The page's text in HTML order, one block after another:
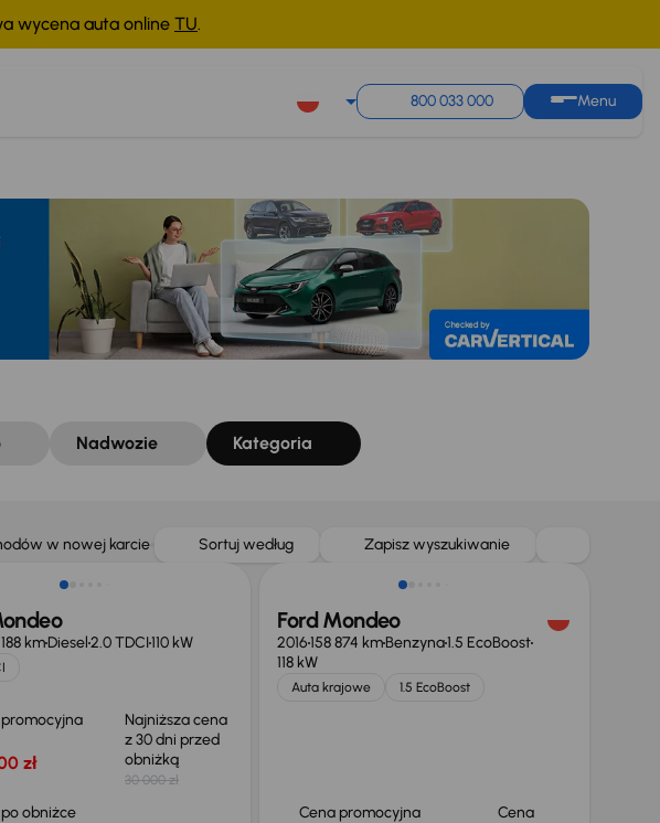
wycena auta online TU.
800 033 000 Menu
Nadwozie Kategoria
w nowej karcie Sortuj według Zapisz wyszukiwanie
o 1 000 zł
kmDiesel2.0 TDCI110 kW
zł
Najniższa cena
z 30 dni przed
obniżką
30 000 zł
obniżce
Ford Mondeo
2016158 874 kmBenzyna1.5 EcoBoost
118 kW
Auta krajowe 1.5 EcoBoost
Cena promocyjna Cena